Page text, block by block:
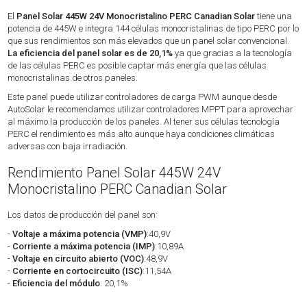
El Panel Solar 445W 24V Monocristalino PERC Canadian Solartiene una
potencia de 445W e integra 144 células monocristalinas de tipo PERC por lo
que sus rendimientos son más elevados que un panel solar convencional.
La eficiencia del panel solar es de 20,1% ya que gracias a la tecnología
de las células PERC es posible captar más energía que las células
monocristalinas de otros paneles.
Este panel puede utilizar controladores de carga PWM aunque desde
AutoSolar le recomendamos utilizar controladores MPPT para aprovechar
al máximo la producción de los paneles. Al tener sus células tecnología
PERC el rendimiento es más alto aunque haya condiciones climáticas
adversas con baja irradiación.
Rendimiento Panel Solar 445W 24V
Monocristalino PERC Canadian Solar
Los datos de producción del panel son:
-Voltaje a máxima potencia (VMP):40,9V
- Corriente a máxima potencia (IMP):10,89A
-Voltaje en circuito abierto (VOC):48,9V
- Corriente en cortocircuito (ISC):11,54A
- Eficiencia del módulo: 20,1%